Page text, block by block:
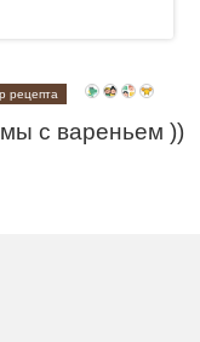
рецепта
с вареньем ))